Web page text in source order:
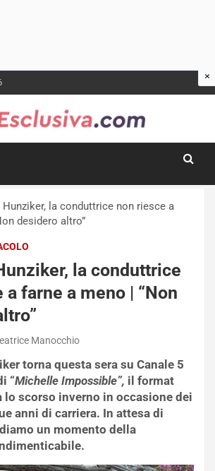
la conduttrice non riesce a
desidero altro”
la conduttrice
farne a meno | “Non
Manocchio
torna questa sera su Canale 5
“Michelle Impossible”, il format
lo scorso inverno in occasione dei
anni di carriera. In attesa di
un momento della